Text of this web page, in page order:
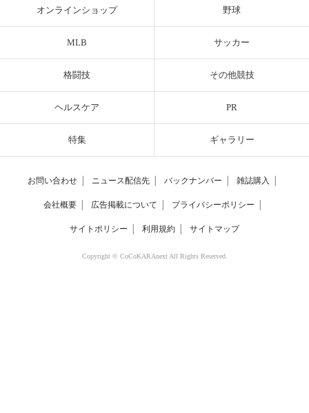
オンラインショップ 野球
MLB サッカー
格闘技 その他競技
ヘルスケア PR
特集 ギャラリー
お問い合わせ ニュース配信先 バックナンバー 雑誌購入
会社概要 広告掲載について プライバシーポリシー
サイトポリシー 利用規約 サイトマップ
Copyright © CoCoKARAnext All Rights Reserved.